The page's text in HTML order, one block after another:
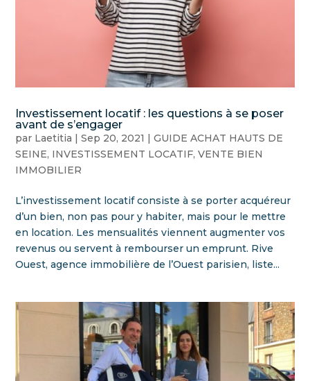
Investissement locatif : les questions à se poser
avant de s’engager
par Laetitia |Sep 20, 2021 |GUIDE ACHAT HAUTS DE
SEINE, INVESTISSEMENT LOCATIF,VENTE BIEN
IMMOBILIER
L’investissement locatif consiste à se porter acquéreur
d’un bien, non pas pour y habiter, mais pour le mettre
en location. Les mensualités viennent augmenter vos
revenus ou servent à rembourser un emprunt. Rive
Ouest, agence immobilière de l’Ouest parisien, liste...